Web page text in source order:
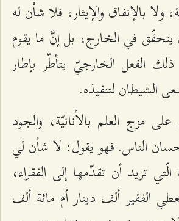
ولا بالإنفاق والإيثار، فلا شأن له
في الخارج، بل إنَّ ما يقوم
الفعل الخارجيّ يتأطّر بإطار
الشيطان لتنفيذه.
مزج العلم بالأنانيّة، والجود
الناس. فهو يقول: لا شأن لي
تريد أن تقدّمها إلى الفقراء،
الفقير ألف دينار أم مائة ألف